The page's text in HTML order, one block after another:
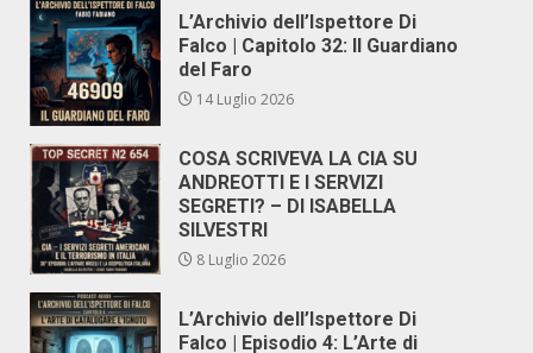
L’Archivio dell’Ispettore Di
Falco | Capitolo 32: Il Guardiano
del Faro
14 Luglio 2026
COSA SCRIVEVA LA CIA SU
ANDREOTTI E I SERVIZI
SEGRETI? – DI ISABELLA
SILVESTRI
8 Luglio 2026
L’Archivio dell’Ispettore Di
Falco | Episodio 4: L’Arte di